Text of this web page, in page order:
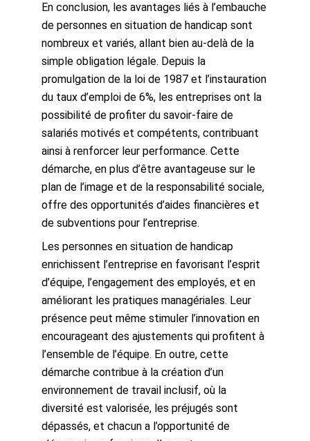
En conclusion, les avantages liés à l’embauche
de personnes en situation de handicap sont
nombreux et variés, allant bien au-delà de la
simple obligation légale. Depuis la
promulgation de la loi de 1987 et l’instauration
du taux d’emploi de 6%, les entreprises ont la
possibilité de profiter du savoir-faire de
salariés motivés et compétents, contribuant
ainsi à renforcer leur performance. Cette
démarche, en plus d’être avantageuse sur le
plan de l’image et de la responsabilité sociale,
offre des opportunités d’aides financières et
de subventions pour l’entreprise.
Les personnes en situation de handicap
enrichissent l’entreprise en favorisant l’esprit
d’équipe, l’engagement des employés, et en
améliorant les pratiques managériales. Leur
présence peut même stimuler l’innovation en
encourageant des ajustements qui profitent à
l’ensemble de l’équipe. En outre, cette
démarche contribue à la création d’un
environnement de travail inclusif, où la
diversité est valorisée, les préjugés sont
dépassés, et chacun a l’opportunité de